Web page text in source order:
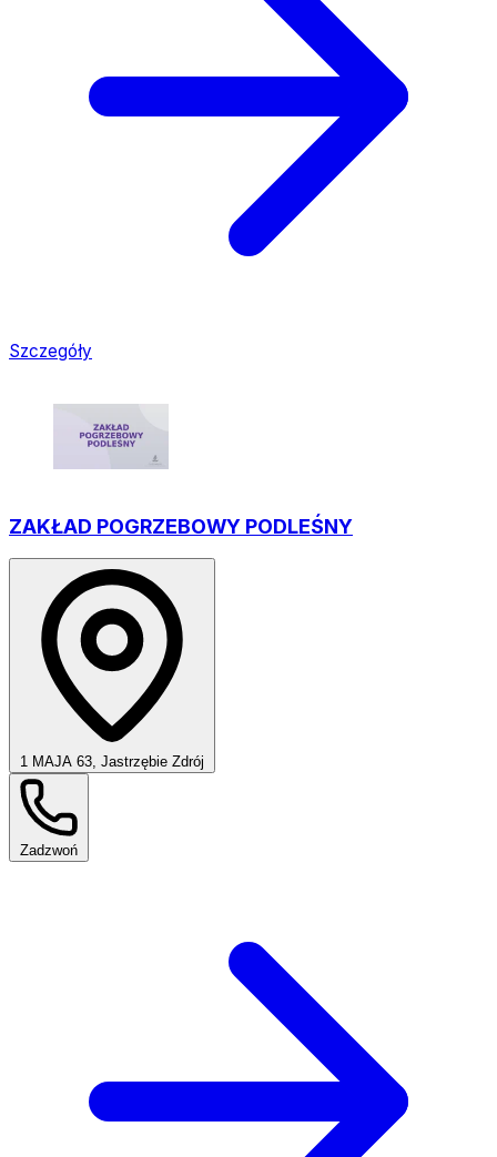
Szczegóły
ZAKŁAD POGRZEBOWY PODLEŚNY
1 MAJA 63, Jastrzębie Zdrój
Zadzwoń